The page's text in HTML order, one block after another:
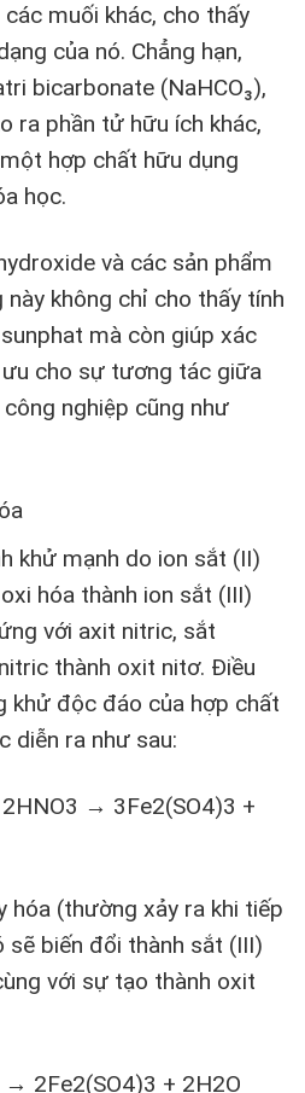
muối khác, cho thấy
của nó. Chẳng hạn,
bicarbonate (NaHCO₃),
ra phần tử hữu ích khác,
hợp chất hữu dụng
học.
và các sản phẩm
không chỉ cho thấy tính
mà còn giúp xác
cho sự tương tác giữa
nghiệp cũng như
khử mạnh do ion sắt (II)
hóa thành ion sắt (III)
với axit nitric, sắt
thành oxit nitơ. Điều
khử độc đáo của hợp chất
diễn ra như sau:
→ 3Fe2(SO4)3 +
hóa (thường xảy ra khi tiếp
sẽ biến đổi thành sắt (III)
với sự tạo thành oxit
→ 2Fe2(SO4)3 + 2H2O